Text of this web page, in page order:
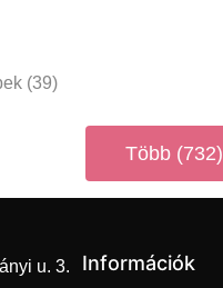
kategória
(39)
Több (732)
u. 3. Információk